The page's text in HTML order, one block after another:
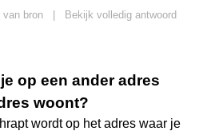
van bron
Bekijk volledig antwoord
op een ander adres
woont?
wordt op het adres waar je